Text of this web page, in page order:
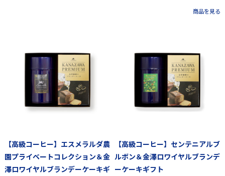
商品を見る
【高級コーヒー】エスメラルダ農
園プライベートコレクション＆金
澤ロワイヤルブランデーケーキギ
【高級コーヒー】センテニアルブ
ルボン＆金澤ロワイヤルブランデ
ーケーキギフト